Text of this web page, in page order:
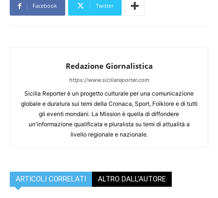
Facebook Twitter
Redazione Giornalistica
https://www.siciliareporter.com
Sicilia Reporter è un progetto culturale per una comunicazione
globale e duratura sui temi della Cronaca, Sport, Folklore e di tutti
gli eventi mondani. La Mission è quella di diffondere
un'informazione qualificata e pluralista su temi di attualità a
livello regionale e nazionale.
ARTICOLI CORRELATI ALTRO DALL'AUTORE